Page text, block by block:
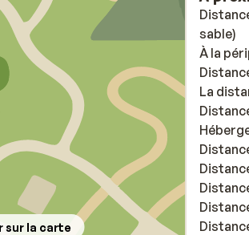
sur la carte
sable)
À la
La